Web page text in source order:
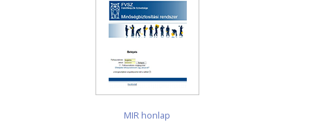
MIR honlap